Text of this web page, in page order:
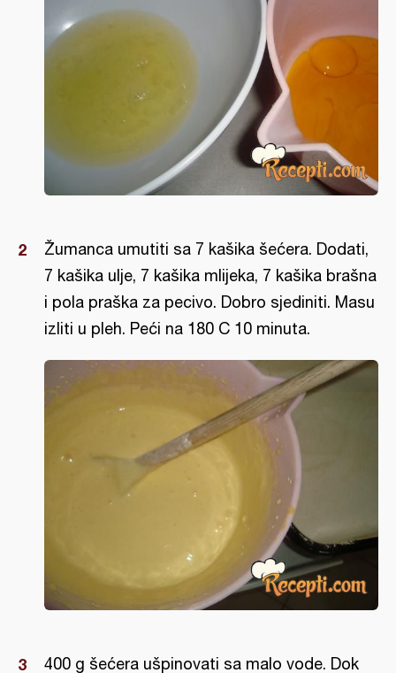
Žumanca umutiti sa 7 kašika šećera. Dodati,
7 kašika ulje, 7 kašika mlijeka, 7 kašika brašna
i pola praška za pecivo. Dobro sjediniti. Masu
izliti u pleh. Peći na 180 C 10 minuta.
400 g šećera ušpinovati sa malo vode. Dok